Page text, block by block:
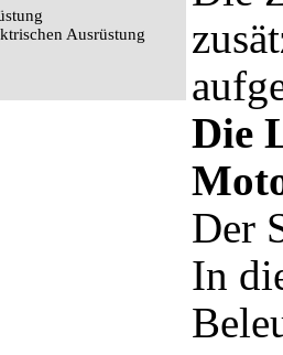
Ausrüstung
Die
Der
In